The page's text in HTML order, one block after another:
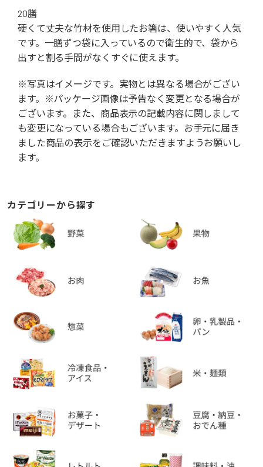
20膳
硬くて丈夫な竹材を使用したお箸は、使いやすく人気
です。一膳ずつ袋に入っているので衛生的で、袋から
出すと割る手間がなくすぐに使えます。
※写真はイメージです。実物とは異なる場合がござい
ます。※パッケージ画像は予告なく変更となる場合が
ございます。また、商品表示の記載内容に関しまして
も変更になっている場合もございます。お手元に届き
ました商品の表示をご確認いただきますようお願いし
ます。
カテゴリーから探す